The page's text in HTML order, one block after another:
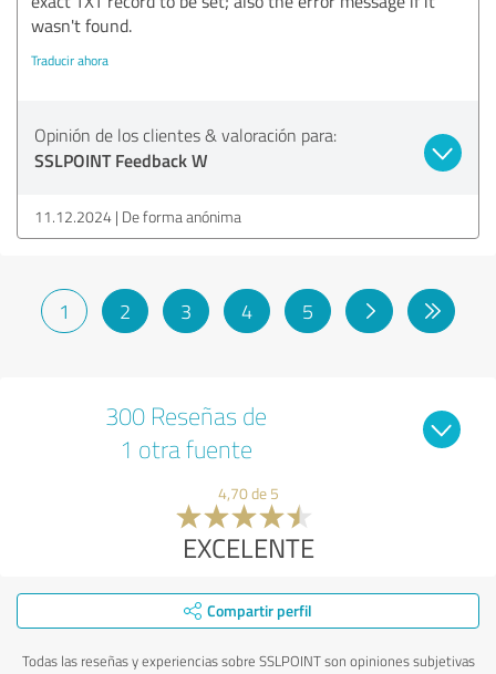
wasn't found.
Traducir ahora
Opinión de los clientes & valoración para:
SSLPOINT Feedback W
11.12.2024 De forma anónima
1 2 3 4 5
300 Reseñas de
1 otra fuente
4,70 de 5
EXCELENTE
Compartir perfil
Todas las reseñas y experiencias sobre SSLPOINT son opiniones subjetivas